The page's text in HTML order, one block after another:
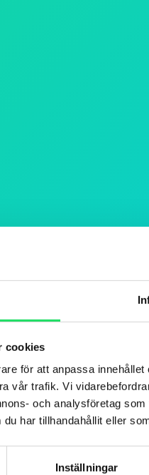
cookies
för att anpassa
vår trafik. Vi
och analysföretag
har tillhandahållit eller
Inställningar